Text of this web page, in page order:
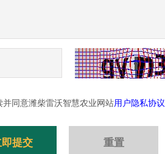
同意潍柴雷沃智慧农业网站用户隐私协议
提交 重置